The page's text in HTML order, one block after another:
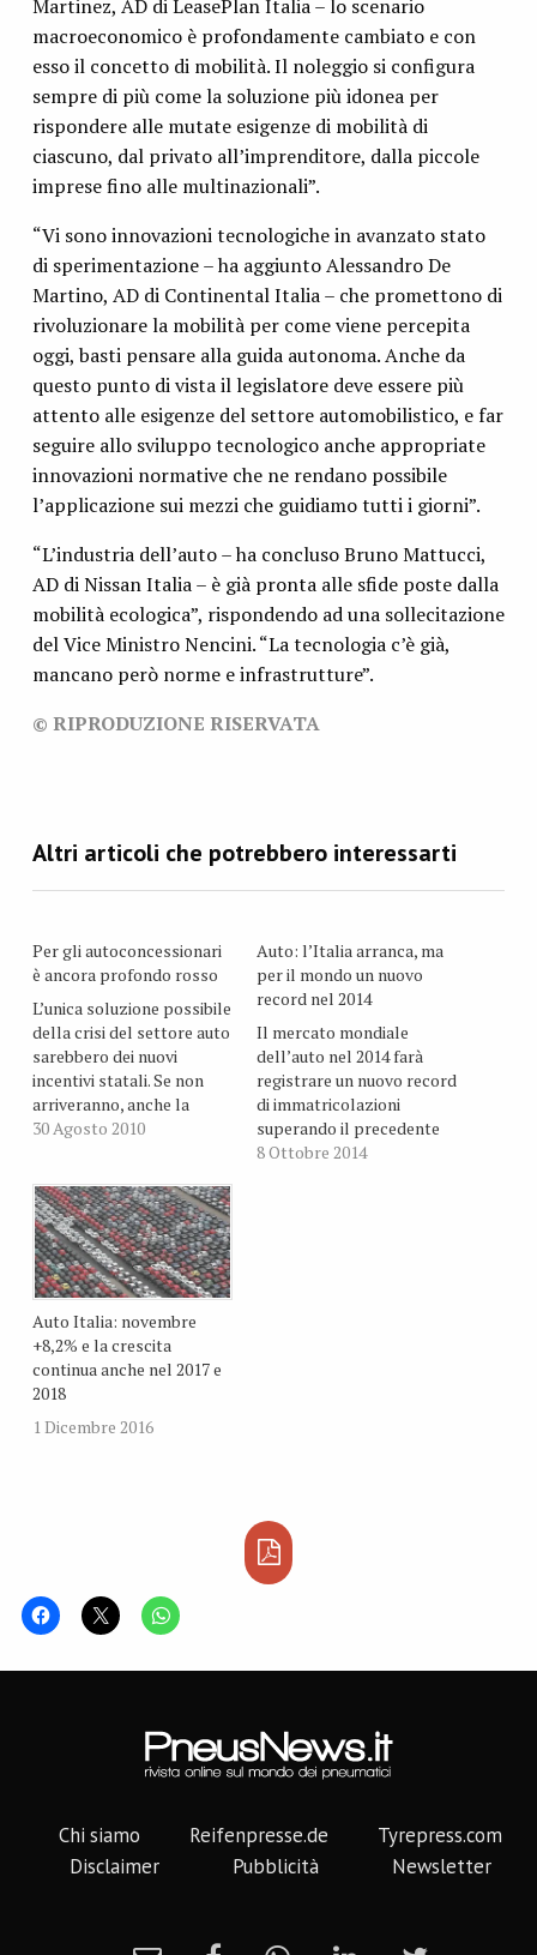
Martinez, AD di LeasePlan Italia – lo scenario
macroeconomico è profondamente cambiato e con
esso il concetto di mobilità. Il noleggio si configura
sempre di più come la soluzione più idonea per
rispondere alle mutate esigenze di mobilità di
ciascuno, dal privato all’imprenditore, dalla piccole
imprese fino alle multinazionali”.
“Vi sono innovazioni tecnologiche in avanzato stato
di sperimentazione – ha aggiunto Alessandro De
Martino, AD di Continental Italia – che promettono di
rivoluzionare la mobilità per come viene percepita
oggi, basti pensare alla guida autonoma. Anche da
questo punto di vista il legislatore deve essere più
attento alle esigenze del settore automobilistico, e far
seguire allo sviluppo tecnologico anche appropriate
innovazioni normative che ne rendano possibile
l’applicazione sui mezzi che guidiamo tutti i giorni”.
“L’industria dell’auto – ha concluso Bruno Mattucci,
AD di Nissan Italia – è già pronta alle sfide poste dalla
mobilità ecologica”, rispondendo ad una sollecitazione
del Vice Ministro Nencini. “La tecnologia c’è già,
mancano però norme e infrastrutture”.
© RIPRODUZIONE RISERVATA
Per gli autoconcessionari
è ancora profondo rosso
L’unica soluzione possibile
della crisi del settore auto
sarebbero dei nuovi
incentivi statali. Se non
arriveranno, anche la
seconda metà dell’anno
30 Agosto 2010
Auto: l’Italia arranca, ma
per il mondo un nuovo
record nel 2014
Il mercato mondiale
dell’auto nel 2014 farà
registrare un nuovo record
di immatricolazioni
superando il precedente
record del 2013 (62,6
8 Ottobre 2014
Auto Italia: novembre
+8,2% e la crescita
continua anche nel 2017 e
2018
1 Dicembre 2016
Chi siamo Reifenpresse.de
Tyrepress.com
Disclaimer
Pubblicità Newsletter